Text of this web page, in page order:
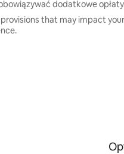
dodatkowe
that may impact